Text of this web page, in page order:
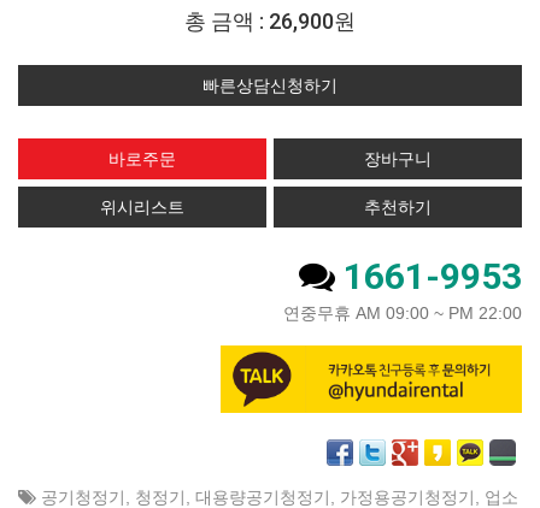
총 금액 : 26,900원
빠른상담신청하기
위시리스트 추천하기
1661-9953
연중무휴 AM 09:00 ~ PM 22:00
공기청정기 청정기 대용량공기청정기 가정용공기청정기
업소